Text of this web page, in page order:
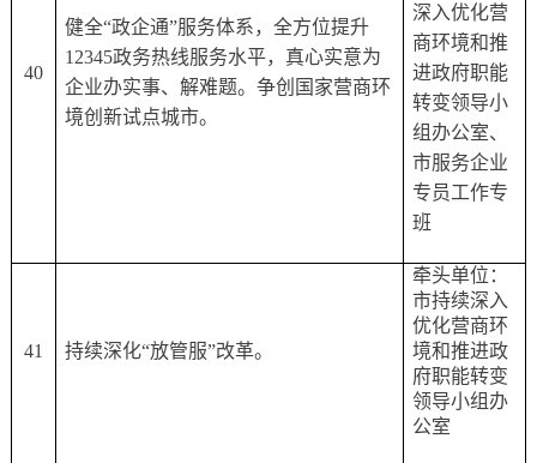
40
健全“政企通”服务体系，全方位提升
12345政务热线服务水平，真心实意为
企业办实事、解难题。争创国家营商环
境创新试点城市。
深入优化营
商环境和推
进政府职能
转变领导小
组办公室、
市服务企业
专员工作专
班
41 持续深化“放管服”改革。
牵头单位：
市持续深入
优化营商环
境和推进政
府职能转变
领导小组办
公室